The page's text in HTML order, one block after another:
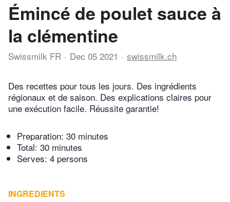
Émincé de poulet sauce à
la clémentine
Swissmilk FR Dec 05 2021 swissmilk.ch
Des recettes pour tous les jours. Des ingrédients
régionaux et de saison. Des explications claires pour
une exécution facile. Réussite garantie!
Preparation: 30 minutes
Total: 30 minutes
Serves: 4 persons
INGREDIENTS